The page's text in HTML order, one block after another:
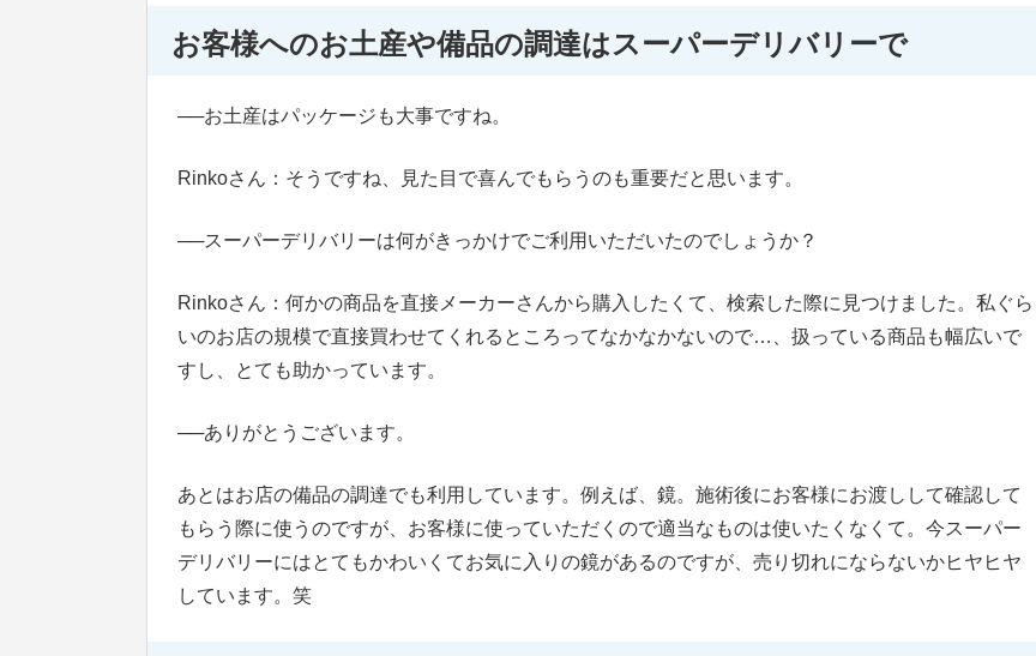
お客様へのお土産や備品の調達はスーパーデリバリーで
──お土産はパッケージも大事ですね。
Rinkoさん：そうですね、見た目で喜んでもらうのも重要だと思います。
──スーパーデリバリーは何がきっかけでご利用いただいたのでしょうか？
Rinkoさん：何かの商品を直接メーカーさんから購入したくて、検索した際に見つけました。私ぐら
いのお店の規模で直接買わせてくれるところってなかなかないので…、扱っている商品も幅広いで
すし、とても助かっています。
──ありがとうございます。
あとはお店の備品の調達でも利用しています。例えば、鏡。施術後にお客様にお渡しして確認して
もらう際に使うのですが、お客様に使っていただくので適当なものは使いたくなくて。今スーパー
デリバリーにはとてもかわいくてお気に入りの鏡があるのですが、売り切れにならないかヒヤヒヤ
しています。笑